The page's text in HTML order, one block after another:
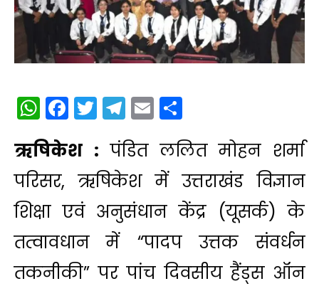
WhatsApp
Facebook
Twitter
Telegram
Email
ऋषिकेश : पंडित ललित मोहन शर्मा
परिसर, ऋषिकेश में उत्तराखंड विज्ञान
शिक्षा एवं अनुसंधान केंद्र (यूसर्क) के
तत्वावधान में “पादप उत्तक संवर्धन
तकनीकी” पर पांच दिवसीय हैंड्स ऑन